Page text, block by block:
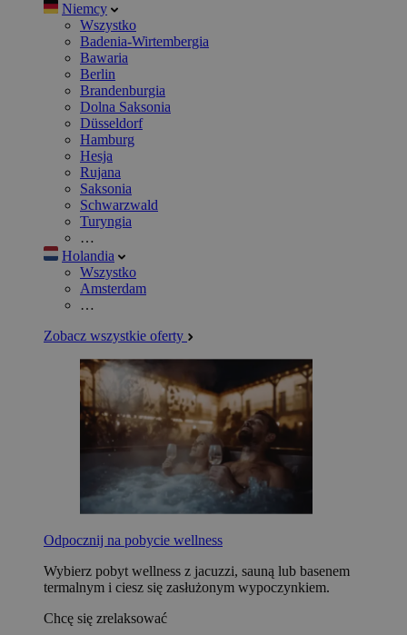
Niemcy
Wszystko
Badenia-Wirtembergia
Bawaria
Berlin
Brandenburgia
Dolna Saksonia
Düsseldorf
Hamburg
Hesja
Rujana
Saksonia
Schwarzwald
Turyngia
…
Holandia
Wszystko
Amsterdam
…
Zobacz wszystkie oferty
Odpocznij na pobycie wellness
Wybierz pobyt wellness z jacuzzi, sauną lub basenem
termalnym i ciesz się zasłużonym wypoczynkiem.
Chcę się zrelaksować